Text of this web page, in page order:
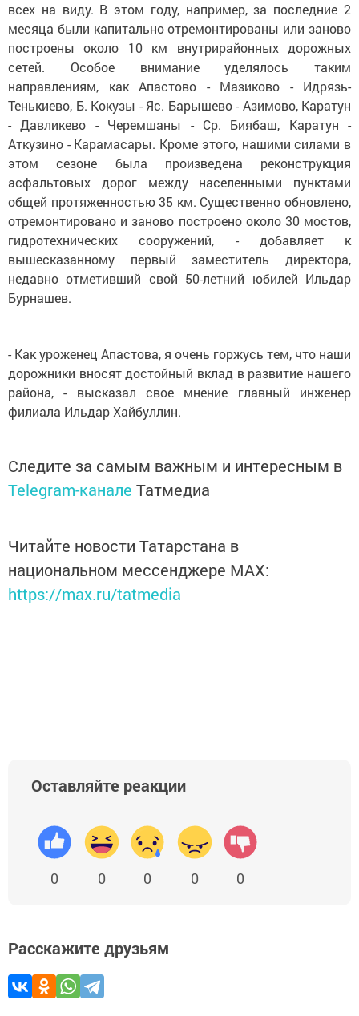
всех на виду. В этом году, например, за последние 2
месяца были капитально отремонтированы или заново
построены около 10 км внутрирайонных дорожных
сетей. Особое внимание уделялось таким
направлениям, как Апастово - Мазиково - Идрязь-
Тенькиево, Б. Кокузы - Яс. Барышево - Азимово, Каратун
- Давликево - Черемшаны - Ср. Биябаш, Каратун -
Аткузино - Карамасары. Кроме этого, нашими силами в
этом сезоне была произведена реконструкция
асфальтовых дорог между населенными пунктами
общей протяженностью 35 км. Существенно обновлено,
отремонтировано и заново построено около 30 мостов,
гидротехнических сооружений, - добавляет к
вышесказанному первый заместитель директора,
недавно отметивший свой 50-летний юбилей Ильдар
Бурнашев.
- Как уроженец Апастова, я очень горжусь тем, что наши
дорожники вносят достойный вклад в развитие нашего
района, - высказал свое мнение главный инженер
филиала Ильдар Хайбуллин.
Следите за самым важным и интересным в
Telegram-канале Татмедиа
Читайте новости Татарстана в
национальном мессенджере MАХ:
https://max.ru/tatmedia
Оставляйте реакции
0 0 0 0 0
Расскажите друзьям